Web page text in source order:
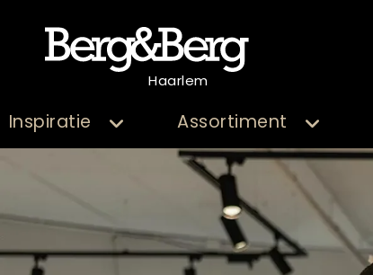
Haarlem
Inspiratie Assortiment